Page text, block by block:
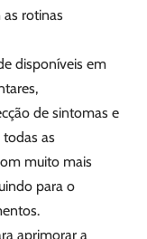
rotinas
disponíveis em
de sintomas e
as
muito mais
para o
aprimorar a